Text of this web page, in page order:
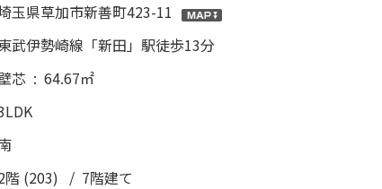
玉県草加市新善町423-11
武伊勢崎線「新田」駅徒歩13分
芯 : 64.67㎡
階 (203) / 7階建て